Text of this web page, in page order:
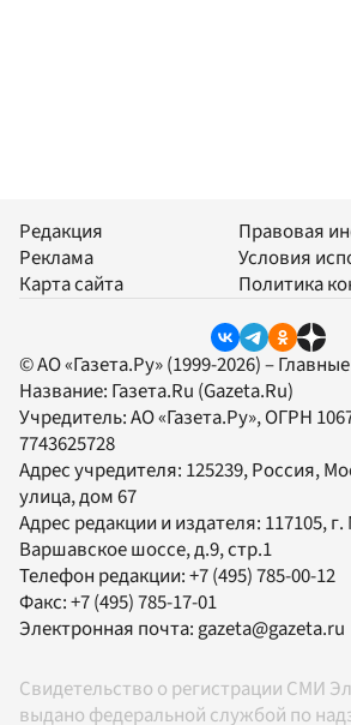
Редакция
Реклама
Карта сайта
Правовая
Условия
Политика
© АО «Газета.Ру» (1999-2026) –
Название: Газета.Ru (Gazeta.Ru)
Учредитель:АО «Газета.Ру», ОГРН
7743625728
Адрес учредителя: 125239, Россия,
улица, дом 67
Адрес редакции и издателя: 117105, г.
Варшавское шоссе, д.9, стр.1
Телефон редакции:+7 (495) 785-00-12
Факс:+7 (495) 785-17-01
Электронная почта: gazeta@gazeta.ru
Свидетельство о регистрации СМИ
выдано федеральной службой по